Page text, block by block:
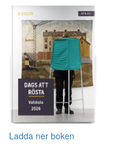
Ladda ner boken